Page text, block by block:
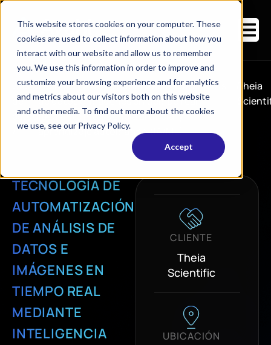
This website stores cookies on your computer. These
cookies are used to collect information about how you
interact with our website and allow us to remember
you. We use this information in order to improve and
customize your browsing experience and for analytics
and metrics about our visitors both on this website
and other media. To find out more about the cookies
we use, see our Privacy Policy.
Accept
Casos
de
estudio
Tecnología de automatización de análisis
de datos e imágenes en tiempo real
mediante inteligencia artificial y
aprendizaje automático (IA/ML)
Theia
TECNOLOGÍA DE
AUTOMATIZACIÓN
DE ANÁLISIS DE
DATOS E
IMÁGENES EN
TIEMPO REAL
MEDIANTE
INTELIGENCIA
CLIENTE
Theia
Scientific
UBICACIÓN